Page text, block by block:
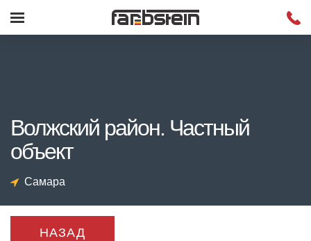
Волжский район. Частный
объект
Самара
НАЗАД